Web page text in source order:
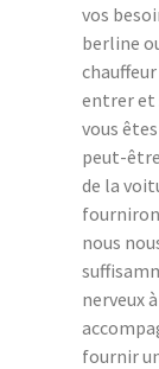
vos
berline
entrer et
vous
peut-
de la
nous
nerveux
fournir